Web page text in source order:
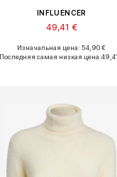
INFLUENCER
49,41 €
Доступные размеры: S, M, L, XL
Изначальная цена: 54,90 €
Последняя самая низкая цена: